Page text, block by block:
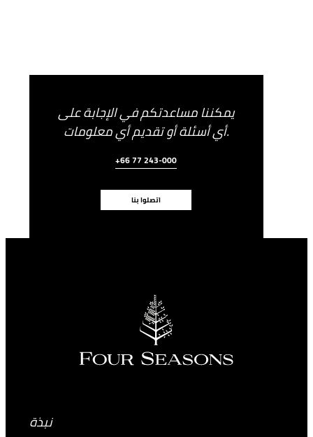
يمكننا مساعدتكم في الإجابة على
أي أسئلة أو تقديم أي معلومات.
+66 77 243-000
اتصلوا بنا
نبذة